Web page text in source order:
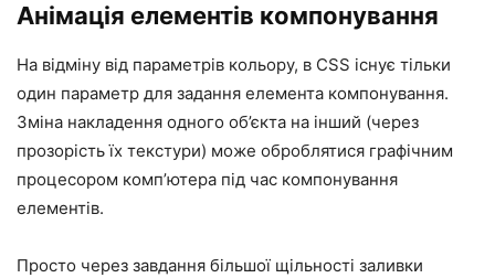
Анімація елементів компонування
На відміну від параметрів кольору, в CSS існує тільки
один параметр для задання елемента компонування.
Зміна накладення одного об’єкта на інший (через
прозорість їх текстури) може оброблятися графічним
процесором комп’ютера під час компонування
елементів.
Просто через завдання більшої щільності заливки